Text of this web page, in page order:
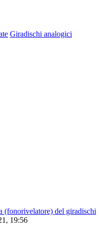
Giradischi analogici
(fonorivelatore) del giradischi
19:56